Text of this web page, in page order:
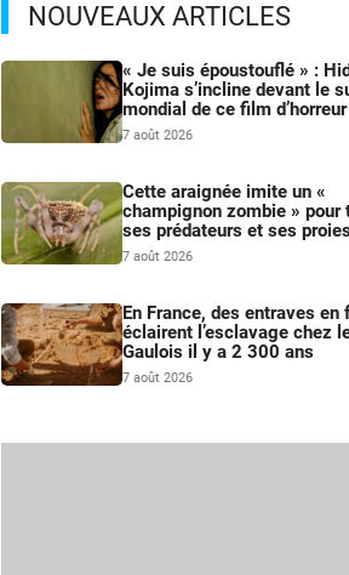
NOUVEAUX ARTICLES
« Je suis époustouflé » :
Kojima s’incline devant le
mondial de ce film d’horreur
7 août 2026
Cette araignée imite un «
champignon zombie » pour
ses prédateurs et ses
7 août 2026
En France, des entraves en
éclairent l’esclavage chez
Gaulois il y a 2 300 ans
7 août 2026